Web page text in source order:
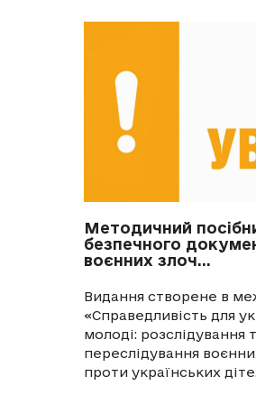
Методичний
безпечного
воєнних злоч...
Видання створене в
«Справедливість для
молоді: розслідування
переслідування
проти українських